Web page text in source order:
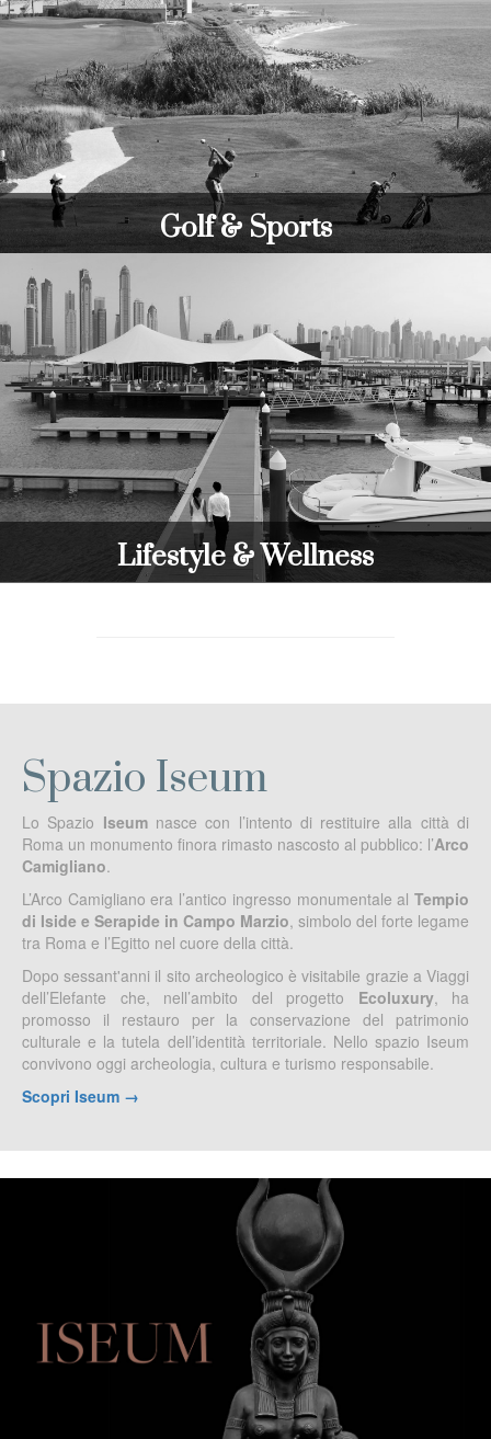
Golf & Sports
Lifestyle & Wellness
Spazio Iseum
Lo Spazio Iseumnasce con l’intento di restituire alla città di
Roma un monumento finora rimasto nascosto al pubblico: l’Arco
Camigliano.
L’Arco Camigliano era l’antico ingresso monumentale al Tempio
di Iside e Serapide in Campo Marzio, simbolo del forte legame
tra Roma e l’Egitto nel cuore della città.
Dopo sessant'anni il sito archeologico è visitabile grazie a Viaggi
dell’Elefante che, nell’ambito del progetto Ecoluxury, ha
promosso il restauro per la conservazione del patrimonio
culturale e la tutela dell’identità territoriale. Nello spazio Iseum
convivono oggi archeologia, cultura e turismo responsabile.
Scopri Iseum →